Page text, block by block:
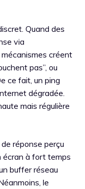
Quand des
via
créent
pas”, ou
ce fait, un ping
dégradée.
mais régulière
réponse perçu
écran à fort temps
buffer réseau
le